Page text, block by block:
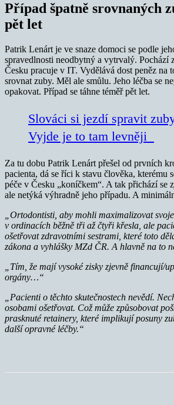
Případ špatně srovnaných
pět let
Patrik Lenárt je ve snaze domoci se podle
spravedlnosti neodbytný a vytrvalý. Pochází
Česku pracuje v IT. Vydělává dost peněz na
srovnat zuby. Měl ale smůlu. Jeho léčba se
opakovat. Případ se táhne téměř pět let.
Slováci si jezdí spravit
Vyjde je to tam levněji
Za tu dobu Patrik Lenárt přešel od prvních
pacienta, dá se říci k stavu člověka, kterému
péče v Česku „koníčkem“. A tak přichází se
ale netýká výhradně jeho případu. A
„Ortodontisti, aby mohli maximalizovat
v ordinacích běžně tři až čtyři křesla, ale
ošetřovat zdravotními sestrami, které toto
zákona a vyhlášky MZd ČR. A hlavně na to
„Tím, že mají vysoké zisky zjevně financují/
orgány…“
„Pacienti o těchto skutečnostech nevědí.
osobami ošetřovat. Což může způsobovat
prasknuté retainery, které implikují posuny
další opravné léčby.“